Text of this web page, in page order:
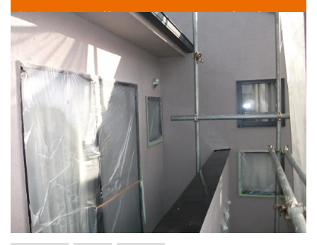
様邸にて塗り替えリフォーム 外壁の上塗り
（2回目）を行っております｜